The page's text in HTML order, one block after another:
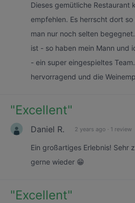
Dieses gemütliche Restaurant
empfehlen. Es herrscht dort
man nur noch selten
ist - so haben mein Mann und
- ein super eingespieltes
hervorragend und die
"Excellent"
Daniel R. 2 years ago · 1 review
Ein großartiges Erlebnis! Sehr
gerne wieder 😁
"Excellent"